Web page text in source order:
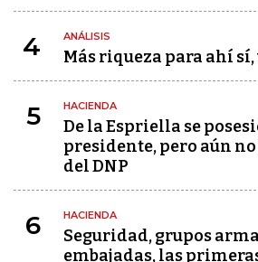
4 ANÁLISIS
Más riqueza para ahí
5 HACIENDA
De la Espriella se
presidente, pero aún
del DNP
6 HACIENDA
Seguridad, grupos
embajadas, las